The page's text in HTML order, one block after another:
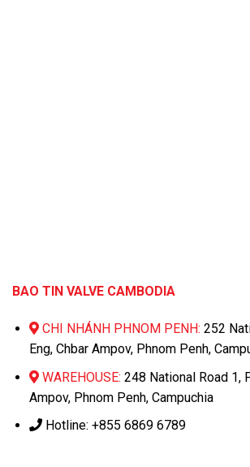
BAO TIN VALVE CAMBODIA
CHI NHÁNH PHNOM PENH: 252
Eng, Chbar Ampov, Phnom Penh,
WAREHOUSE: 248 National Road 1,
Ampov, Phnom Penh, Campuchia
Hotline: +855 6869 6789